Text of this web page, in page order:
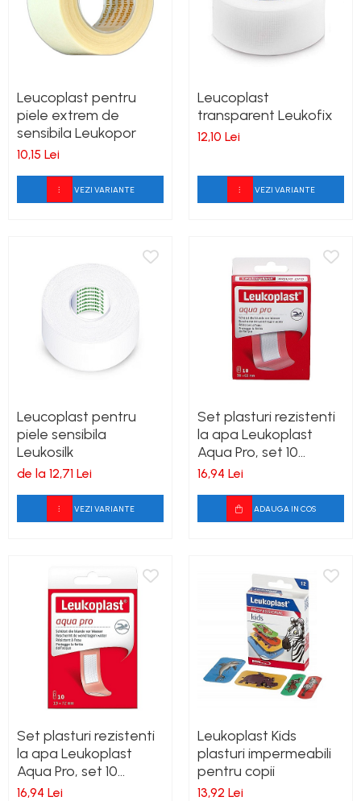
Leucoplast pentru
piele extrem de
sensibila Leukopor
10,15 Lei
VEZI VARIANTE
Leucoplast
transparent Leukofix
12,10 Lei
VEZI VARIANTE
Leucoplast pentru
piele sensibila
Leukosilk
de la 12,71 Lei
VEZI VARIANTE
Set plasturi rezistenti
la apa Leukoplast
Aqua Pro, set 10
bucati, dimensiune
16,94 Lei
ADAUGA IN COS
Set plasturi rezistenti
la apa Leukoplast
Aqua Pro, set 10
bucati, dimensiune
16,94 Lei
Leukoplast Kids
plasturi impermeabili
pentru copii
13,92 Lei